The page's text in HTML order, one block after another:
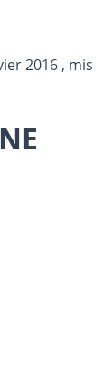
2016 , mis